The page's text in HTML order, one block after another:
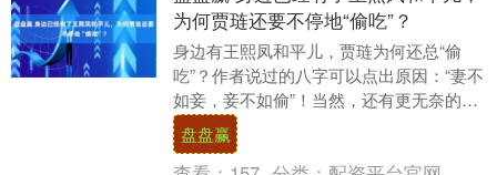
为何贾琏还要不停地“偷吃”？
身边有王熙凤和平儿，贾琏为何还总“偷
吃”？作者说过的八字可以点出原因：“妻不
如妾，妾不如偷”！当然，还有更无奈的原
因。 似乎是家风渊源，贾赦年近六十，身
边仍旧姬....
盘盘赢